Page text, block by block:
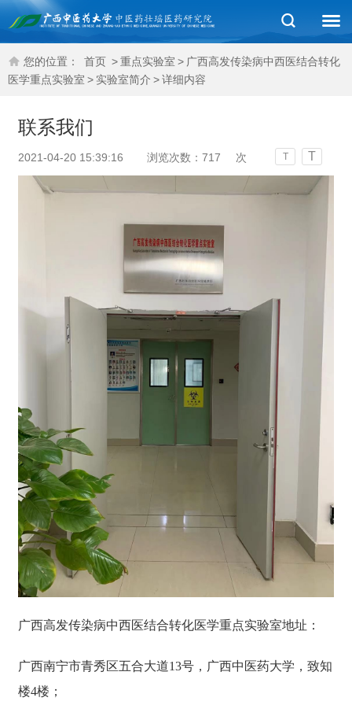
您的位置： 首页 >重点实验室 > 广西高发传染病中西医结合转化
医学重点实验室 > 实验室简介 >详细内容
联系我们
2021-04-20 15:39:16 浏览次数： 717 次 T T
广西高发传染病中西医结合转化医学重点实验室地址：
广西南宁市青秀区五合大道13号，广西中医药大学，致知
楼4楼；